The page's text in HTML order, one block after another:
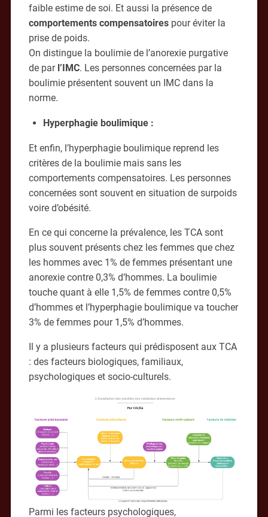
faible estime de soi. Et aussi la présence de
comportements compensatoires pour éviter la
prise de poids.
On distingue la boulimie de l’anorexie purgative
de par l’IMC. Les personnes concernées par la
boulimie présentent souvent un IMC dans la
norme.
Hyperphagie boulimique:
Et enfin, l’hyperphagie boulimique reprend les
critères de la boulimie mais sans les
comportements compensatoires. Les personnes
concernées sont souvent en situation de surpoids
voire d’obésité.
En ce qui concerne la prévalence, les TCA sont
plus souvent présents chez les femmes que chez
les hommes avec 1% de femmes présentant une
anorexie contre 0,3% d’hommes. La boulimie
touche quant à elle 1,5% de femmes contre 0,5%
d’hommes et l’hyperphagie boulimique va toucher
3% de femmes pour 1,5% d’hommes.
Il y a plusieurs facteurs qui prédisposent aux TCA
: des facteurs biologiques, familiaux,
psychologiques et socio-culturels.
Parmi les facteurs psychologiques,